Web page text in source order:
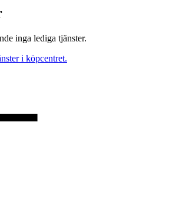
inga lediga tjänster.
i köpcentret.